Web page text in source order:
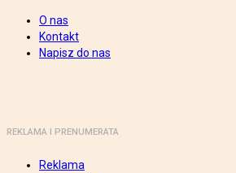
O nas
Kontakt
Napisz do nas
REKLAMA I PRENUMERATA
Reklama